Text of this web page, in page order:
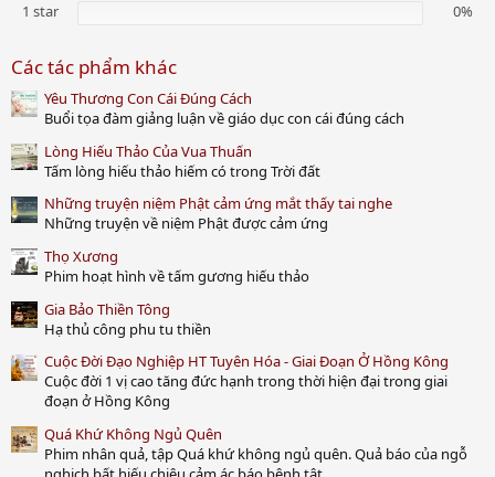
1 star
0%
Các tác phẩm khác
Yêu Thương Con Cái Đúng Cách
Buổi tọa đàm giảng luận về giáo dục con cái đúng cách
Lòng Hiếu Thảo Của Vua Thuấn
Tấm lòng hiếu thảo hiếm có trong Trời đất
Những truyện niệm Phật cảm ứng mắt thấy tai nghe
Những truyện về niệm Phật được cảm ứng
Thọ Xương
Phim hoạt hình về tấm gương hiếu thảo
Gia Bảo Thiền Tông
Hạ thủ công phu tu thiền
Cuộc Đời Đạo Nghiệp HT Tuyên Hóa - Giai Đoạn Ở Hồng Kông
Cuộc đời 1 vị cao tăng đức hạnh trong thời hiện đại trong giai
đoạn ở Hồng Kông
Quá Khứ Không Ngủ Quên
Phim nhân quả, tập Quá khứ không ngủ quên. Quả báo của ngỗ